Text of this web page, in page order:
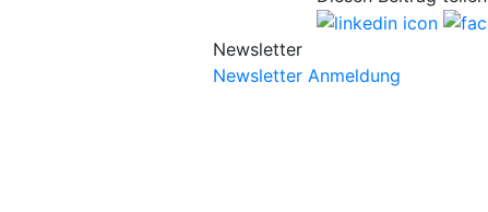
Newsletter
Newsletter Anmeldung